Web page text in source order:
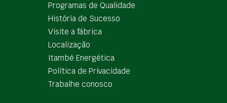
Programas de Qualidade
História de Sucesso
Visite a fábrica
Localização
Itambé Energética
Política de Privacidade
Trabalhe conosco